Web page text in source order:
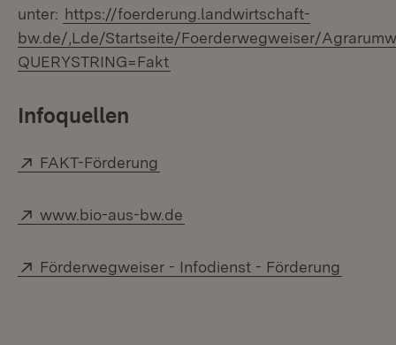
unter: https://foerderung.landwirtschaft-
bw.de/,Lde/Startseite/Foerderwegweiser/
QUERYSTRING=Fakt
Infoquellen
Extern:
FAKT-Förderung
Extern:
www.bio-aus-bw.de
Extern:
Förderwegweiser - Infodienst - Förderung